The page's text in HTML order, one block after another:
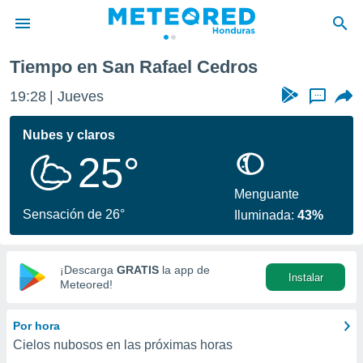
de
ha sido
calidad.
a este
las
y
digital
basada
Tiempo en San Rafael Cedros
19:28 Jueves ...
Nubes y claros
25°
Sensación de 26°
Menguante
Iluminada:43%
¡Descarga GRATIS la app de
Meteored!
Instalar
Por hora
Cielos nubosos en las próximas horas